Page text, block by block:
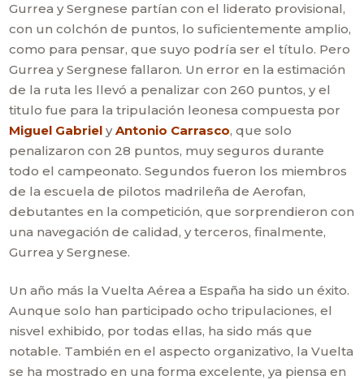
Gurrea y Sergnese partían con el liderato provisional,
con un colchón de puntos, lo suficientemente amplio,
como para pensar, que suyo podría ser el título. Pero
Gurrea y Sergnese fallaron. Un error en la estimación
de la ruta les llevó a penalizar con 260 puntos, y el
titulo fue para la tripulación leonesa compuesta por
Miguel Gabriel yAntonio Carrasco, que solo
penalizaron con 28 puntos, muy seguros durante
todo el campeonato. Segundos fueron los miembros
de la escuela de pilotos madrileña de Aerofan,
debutantes en la competición, que sorprendieron con
una navegación de calidad, y terceros, finalmente,
Gurrea y Sergnese.
Un año más la Vuelta Aérea a España ha sido un éxito.
Aunque solo han participado ocho tripulaciones, el
nisvel exhibido, por todas ellas, ha sido más que
notable. También en el aspecto organizativo, la Vuelta
se ha mostrado en una forma excelente, ya piensa en